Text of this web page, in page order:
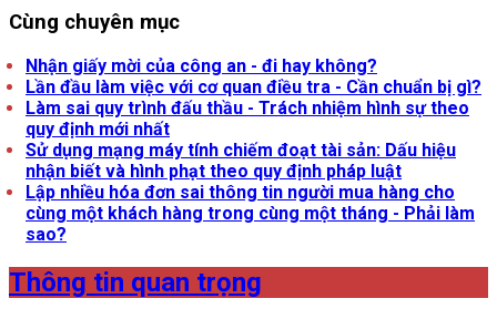
Cùng chuyên mục
Nhận giấy mời của công an - đi hay không?
Lần đầu làm việc với cơ quan điều tra - Cần chuẩn bị gì?
Làm sai quy trình đấu thầu - Trách nhiệm hình sự theo
quy định mới nhất
Sử dụng mạng máy tính chiếm đoạt tài sản: Dấu hiệu
nhận biết và hình phạt theo quy định pháp luật
Lập nhiều hóa đơn sai thông tin người mua hàng cho
cùng một khách hàng trong cùng một tháng - Phải làm
sao?
Thông tin quan trọng